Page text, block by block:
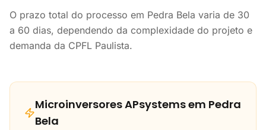
O prazo total do processo em Pedra Bela varia de 30
a 60 dias, dependendo da complexidade do projeto e
demanda da CPFL Paulista.
Microinversores APsystems em Pedra
Bela